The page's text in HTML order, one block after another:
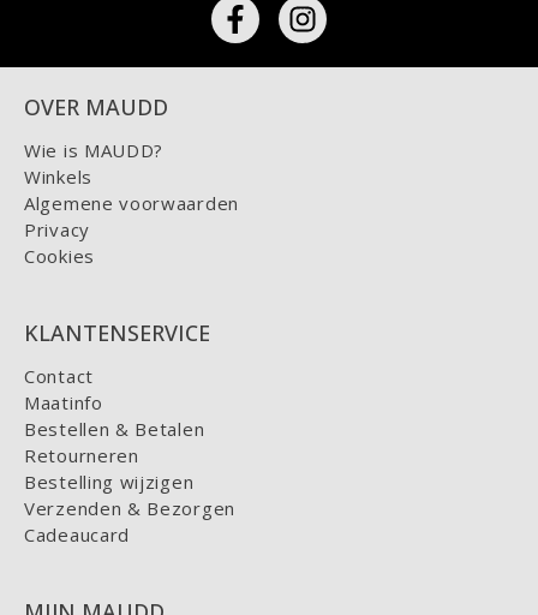
OVER MAUDD
Wie is MAUDD?
Winkels
Algemene voorwaarden
Privacy
Cookies
KLANTENSERVICE
Contact
Maatinfo
Bestellen & Betalen
Retourneren
Bestelling wijzigen
Verzenden & Bezorgen
Cadeaucard